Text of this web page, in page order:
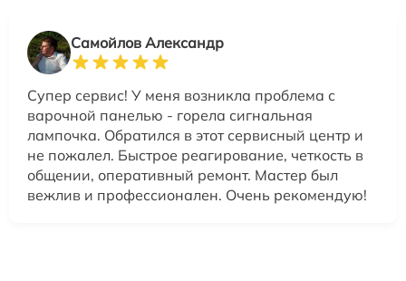
Самойлов Александр
Супер сервис! У меня возникла проблема с
варочной панелью - горела сигнальная
лампочка. Обратился в этот сервисный центр и
не пожалел. Быстрое реагирование, четкость в
общении, оперативный ремонт. Мастер был
вежлив и профессионален. Очень рекомендую!